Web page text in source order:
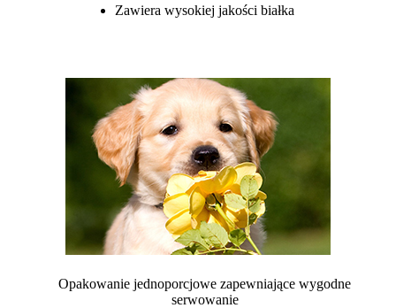
Zawiera wysokiej jakości białka
Opakowanie jednoporcjowe zapewniające wygodne
serwowanie